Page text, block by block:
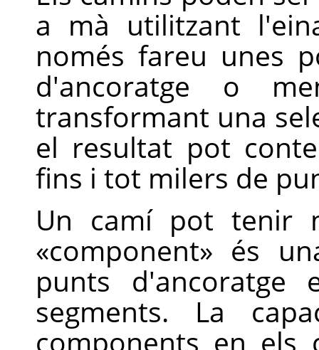
a mà utilitzant
només fareu unes
d'ancoratge o
transformant una
el resultat pot
fins i tot milers de
Un camí pot tenir
«component» és
punts
segments. La
components en els